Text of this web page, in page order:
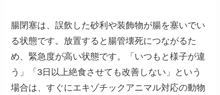
腸閉塞は、誤飲した砂利や装飾物が腸を塞いでい
る状態です。放置すると腸管壊死につながるた
め、緊急度が高い状態です。「いつもと様子が違
う」「3日以上絶食させても改善しない」という
場合は、すぐにエキゾチックアニマル対応の動物